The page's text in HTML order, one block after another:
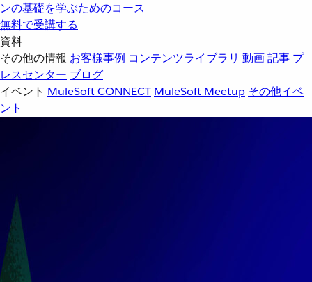
ンの基礎を学ぶためのコース
無料で受講する
資料
その他の情報 お客様事例 コンテンツライブラリ 動画記事 プ
レスセンター ブログ
イベント MuleSoft CONNECT MuleSoft Meetup その他イベ
ント